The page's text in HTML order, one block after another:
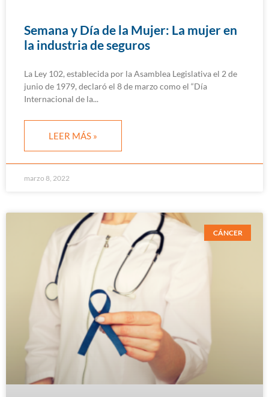
Semana y Día de la Mujer: La mujer en
la industria de seguros
La Ley 102, establecida por la Asamblea Legislativa el 2 de
junio de 1979, declaró el 8 de marzo como el “Día
Internacional de la
LEER MÁS »
marzo 8, 2022
CÁNCER